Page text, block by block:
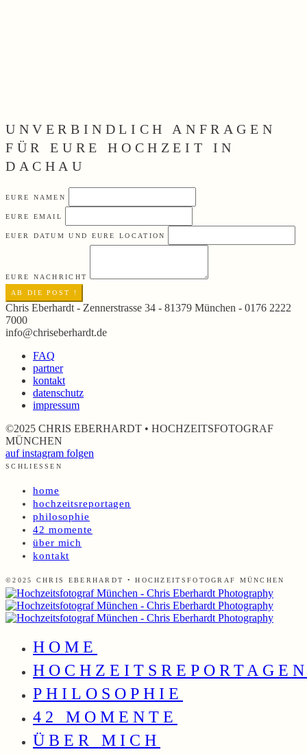
UNVERBINDLICH ANFRAGEN
FÜR EURE HOCHZEIT IN
DACHAU
EURE NAMEN
EURE EMAIL
EUER DATUM UND EURE LOCATION
EURE NACHRICHT
AB DIE POST !
Chris Eberhardt - Zennerstrasse 34 - 81379 München - 0176 2222
7000
info@chriseberhardt.de
FAQ
partner
kontakt
datenschutz
impressum
©2025 CHRIS EBERHARDT • HOCHZEITSFOTOGRAF
MÜNCHEN
auf instagram folgen
SCHLIESSEN
home
hochzeitsreportagen
philosophie
42 momente
über mich
kontakt
©2025 CHRIS EBERHARDT • HOCHZEITSFOTOGRAF MÜNCHEN
HOME
PHILOSOPHIE
42 MOMENTE
ÜBER MICH